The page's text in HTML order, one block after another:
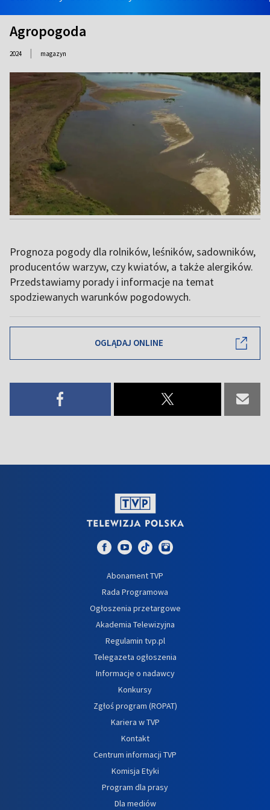
Agropogoda
2024 | magazyn
Prognoza pogody dla rolników, leśników, sadowników,
producentów warzyw, czy kwiatów, a także alergików.
Przedstawiamy porady i informacje na temat
spodziewanych warunków pogodowych.
OGLĄDAJ ONLINE
Abonament TVP
Rada Programowa
Ogłoszenia przetargowe
Akademia Telewizyjna
Regulamin tvp.pl
Telegazeta ogłoszenia
Informacje o nadawcy
Konkursy
Zgłoś program (ROPAT)
Kariera w TVP
Kontakt
Centrum informacji TVP
Komisja Etyki
Program dla prasy
Dla mediów